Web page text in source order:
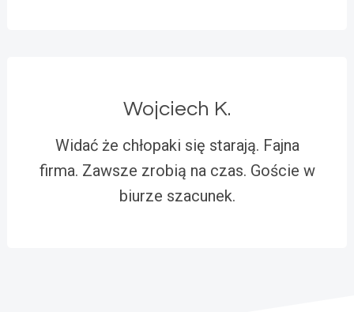
Wojciech K.
Widać że chłopaki się starają. Fajna
firma. Zawsze zrobią na czas. Goście w
biurze szacunek.